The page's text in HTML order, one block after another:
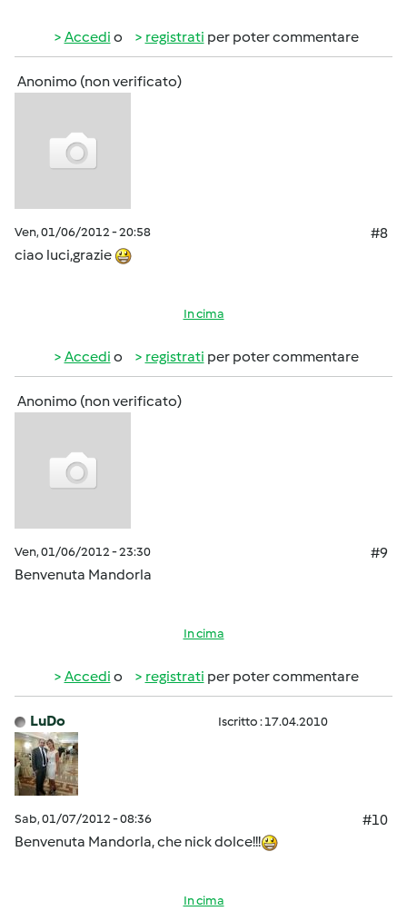
Accedi o registrati per poter commentare
Anonimo (non verificato)
Ven, 01/06/2012 - 20:58
#8
ciao luci,grazie
In cima
Accedi o registrati per poter commentare
Anonimo (non verificato)
Ven, 01/06/2012 - 23:30
#9
Benvenuta Mandorla
In cima
Accedi o registrati per poter commentare
LuDo Iscritto : 17.04.2010
Sab, 01/07/2012 - 08:36
#10
Benvenuta Mandorla, che nick dolce!!!
In cima